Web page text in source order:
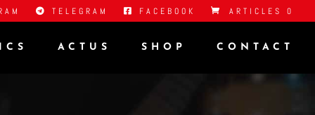
TELEGRAM FACEBOOK ARTICLES 0
ACTUS SHOP CONTACT